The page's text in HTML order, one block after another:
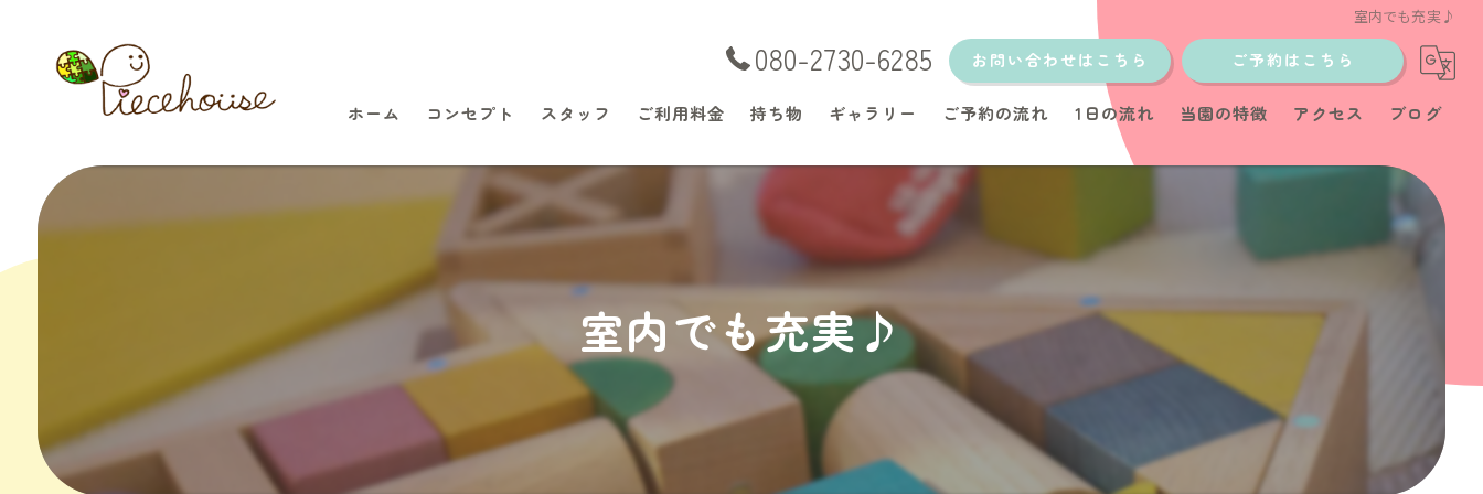
室内でも充実♪
080-2730-6285 お問い合わせはこちら ご予約はこちら
ホーム コンセプト スタッフ ご利用料金 持ち物 ギャラリー ご予約の流れ 1日の流れ 当園の特徴
育児サポート
アクセス ブログ
室内でも充実♪